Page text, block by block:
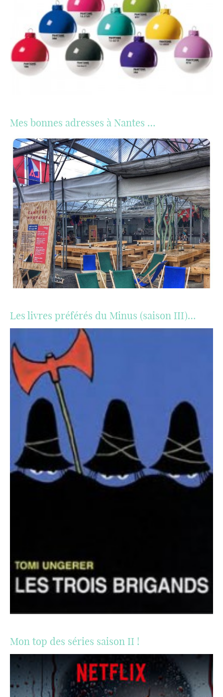
Mes bonnes adresses à Nantes …
Les livres préférés du Minus (saison III)…
Mon top des séries saison II !